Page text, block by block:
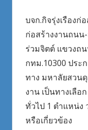
บจก.กิจรุ่งเรืองก่
ก่อสร้างงานถน
ร่วมจิตต์ แขวงถ
กทม.10300 ประ
ทาง มหาลัยสวน
งาน เป็นทางเลือ
ทั่วไป 1 ตำแหน่
หรือเกี่ยวข้อง